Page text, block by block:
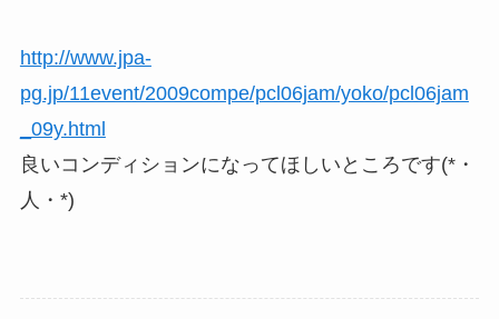
http://www.jpa-
pg.jp/11event/2009compe/pcl06jam/yoko/pcl06jam
_09y.html
良いコンディションになってほしいところです(*・
人・*)